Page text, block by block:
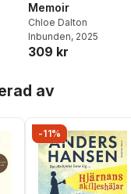
Memoir
Chloe Dalton
Inbunden, 2025
309 kr
av
-11%